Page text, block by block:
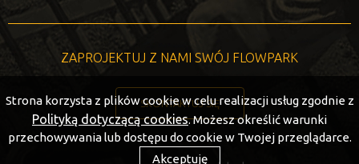
ZAPROJEKTUJ Z NAMI SWÓJ FLOWPARK
SKONTAKTUJ SIĘ
Strona korzysta z plików cookie w celu realizacji usług zgodnie z
Polityką dotyczącą cookies. Możesz określić warunki
przechowywania lub dostępu do cookie w Twojej przeglądarce.
Akceptuję